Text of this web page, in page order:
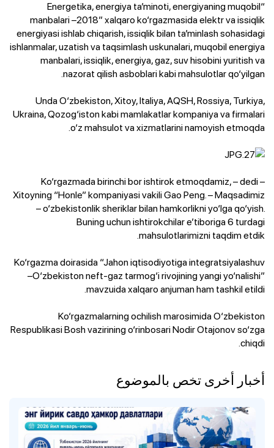
“Energetika, energiya ta’minoti, energiyaning muqobil
manbalari –2018” xalqaro ko‘rgazmasida elektr va issiqlik
energiyasi ishlab chiqarish, issiqlik bilan ta’minlash sohasidagi
ishlanmalar, uzatish va taqsimlash uskunalari, muqobil energiya
manbalari, issiqlik, energiya, gaz, suv hisobini yuritish va
nazorat qilish asboblari kabi mahsulotlar qo‘yilgan.
Unda O‘zbekiston, Xitoy, Italiya, AQSH, Rossiya, Turkiya,
Ukraina, Qozog‘iston kabi mamlakatlar kompaniya va firmalari
o‘z mahsulot va xizmatlarini namoyish etmoqda.
– Ko‘rgazmada birinchi bor ishtirok etmoqdamiz, – dedi
Xitoyning “Honle” kompaniyasi vakili Gao Peng. – Maqsadimiz
– o‘zbekistonlik sheriklar bilan hamkorlikni yo‘lga qo‘yish.
Buning uchun ishtirokchilar e’tiboriga 6 turdagi
mahsulotlarimizni taqdim etdik.
Ko‘rgazma doirasida “Jahon iqtisodiyotiga integratsiyalashuv
–O‘zbekiston neft-gaz tarmog‘i rivojining yangi yo‘nalishi”
mavzuida xalqaro anjuman ham tashkil etildi.
Ko‘rgazmalarning ochilish marosimida O‘zbekiston
Respublikasi Bosh vazirining o‘rinbosari Nodir Otajonov so‘zga
chiqdi.
أخبار أخرى تخص بالموضوع